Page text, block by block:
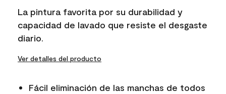
link.
La pintura favorita por su durabilidad y
capacidad de lavado que resiste el desgaste
diario.
Ver detalles del producto
Fácil eliminación de las manchas de todos